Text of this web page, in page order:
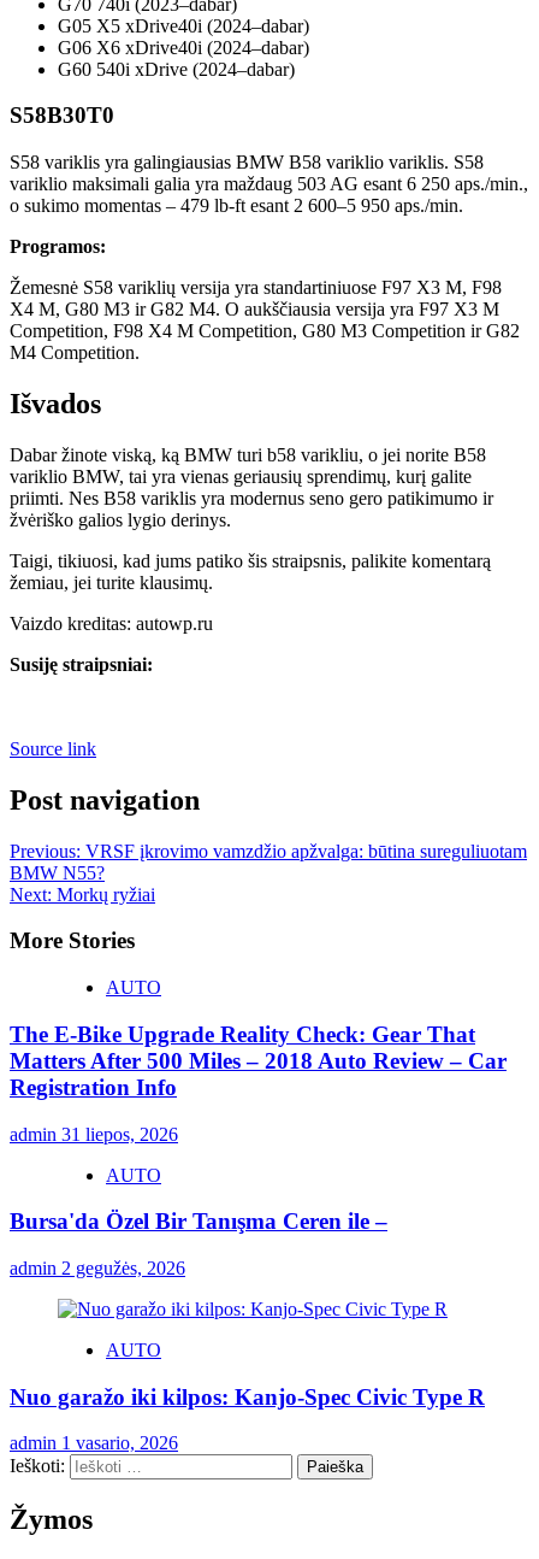
G05 X5 xDrive40i (2024–dabar)
G06 X6 xDrive40i (2024–dabar)
G60 540i xDrive (2024–dabar)
S58B30T0
S58 variklis yra galingiausias BMW B58 variklio variklis. S58
variklio maksimali galia yra maždaug 503 AG esant 6 250 aps./min.,
o sukimo momentas – 479 lb-ft esant 2 600–5 950 aps./min.
Programos:
Žemesnė S58 variklių versija yra standartiniuose F97 X3 M, F98
X4 M, G80 M3 ir G82 M4. O aukščiausia versija yra F97 X3 M
Competition, F98 X4 M Competition, G80 M3 Competition ir G82
M4 Competition.
Išvados
Dabar žinote viską, ką BMW turi b58 varikliu, o jei norite B58
variklio BMW, tai yra vienas geriausių sprendimų, kurį galite
priimti. Nes B58 variklis yra modernus seno gero patikimumo ir
žvėriško galios lygio derinys.
Taigi, tikiuosi, kad jums patiko šis straipsnis, palikite komentarą
žemiau, jei turite klausimų.
Vaizdo kreditas: autowp.ru
Susiję straipsniai:
Source link
Post navigation
Previous: VRSF įkrovimo vamzdžio apžvalga: būtina sureguliuotam
BMW N55?
Next: Morkų ryžiai
More Stories
AUTO
The E-Bike Upgrade Reality Check: Gear That
Matters After 500 Miles – 2018 Auto Review – Car
Registration Info
admin 31 liepos, 2026
AUTO
Bursa'da Özel Bir Tanışma Ceren ile –
admin 2 gegužės, 2026
AUTO
Nuo garažo iki kilpos: Kanjo-Spec Civic Type R
admin 1 vasario, 2026
Ieškoti:
Žymos